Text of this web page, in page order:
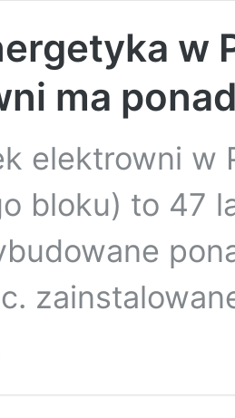
w
ma
elektrowni w
bloku) to 47